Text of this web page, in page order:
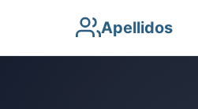
Apellidos